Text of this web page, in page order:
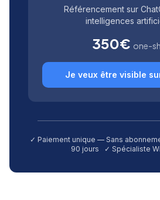
Référencement sur
intelligences
350€ one-
Je veux être visible
✓ Paiement unique — Sans
90 jours ✓ Spécialiste